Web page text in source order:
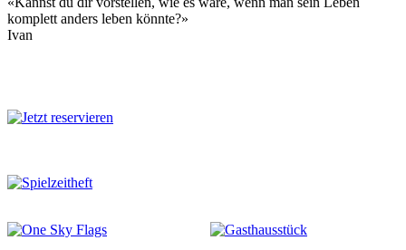
komplett anders leben könnte?»
Ivan